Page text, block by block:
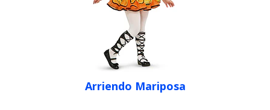
Arriendo Mariposa